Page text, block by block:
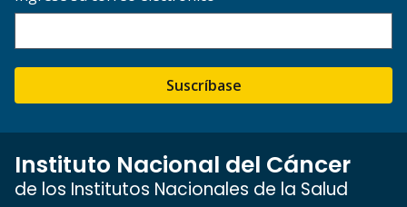
Suscríbase
Instituto Nacional del Cáncer
de los Institutos Nacionales de la Salud